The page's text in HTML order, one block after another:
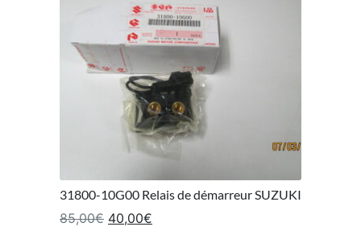
31800-10G00 Relais de démarreur SUZUKI
85,00€ Le prix initial était : 85,00€.
40,00€